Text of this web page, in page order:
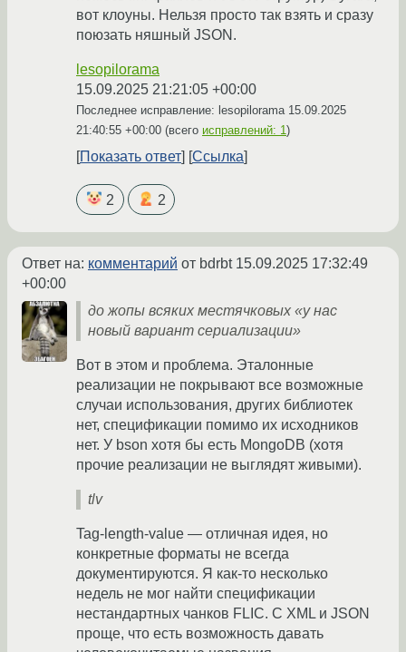
вот клоуны. Нельзя просто так взять и сразу
поюзать няшный JSON.
lesopilorama
15.09.2025 21:21:05 +00:00
Последнее исправление: lesopilorama 15.09.2025
21:40:55 +00:00 (всего исправлений: 1)
Показать ответ Ссылка
2 2
Ответ на: комментарий от bdrbt 15.09.2025 17:32:49
+00:00
до жопы всяких местячковых «у нас
новый вариант сериализации»
Вот в этом и проблема. Эталонные
реализации не покрывают все возможные
случаи использования, других библиотек
нет, спецификации помимо их исходников
нет. У bson хотя бы есть MongoDB (хотя
прочие реализации не выглядят живыми).
tlv
Tag-length-value — отличная идея, но
конкретные форматы не всегда
документируются. Я как-то несколько
недель не мог найти спецификации
нестандартных чанков FLIC. С XML и JSON
проще, что есть возможность давать